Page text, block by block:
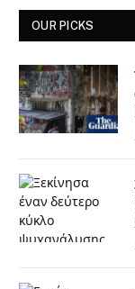
OUR PICKS